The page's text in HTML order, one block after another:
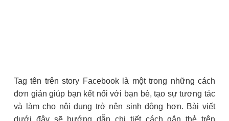
Tag tên trên story Facebook là một trong những cách
đơn giản giúp bạn kết nối với bạn bè, tạo sự tương tác
và làm cho nội dung trở nên sinh động hơn. Bài viết
dưới đây sẽ hướng dẫn chi tiết cách gắn thẻ trên